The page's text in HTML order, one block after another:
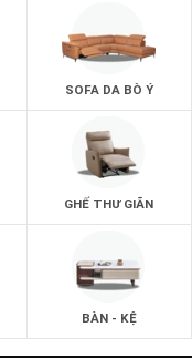
SOFA DA BÒ Ý
GHẾ THƯ GIÃN
BÀN - KỆ